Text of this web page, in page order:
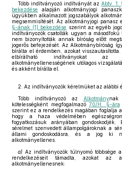
Több indítványozó indítványát az Abtv. 1.
bekezdése alapján alkotmányjogi
ügyükben alkalmazott jogszabályok
megsemmisítését. Az alkotmányjogi panasz
§-ának (1) bekezdése szerint az egyéb
indítványozók csatolták ugyan a
nem bizonyították annak bíróság előtt
jogerős befejezését. Az Alkotmánybíróság
bírálta el érdemben, azokat
elbírálható indítványokat az
alkotmányellenességének utólagos
és akként bírálta el.
2. Az indítványozók kérelmüket az alábbi
Több indítványozó az Alkotmánynak
kötelességként megfogalmazó 70/H. §-ára
szerint ez a rendelkezés magában foglalja
hogy a haza védelmében
fogyatkozásuk arányában
sérelmet szenvedett állampolgároknak a
állami gondoskodásra, és a jog ki
alkotmányellenes.
a) Az indítványozók túlnyomó többsége a
rendelkezéseit támadta, azokat az
alkotmányellenesnek: